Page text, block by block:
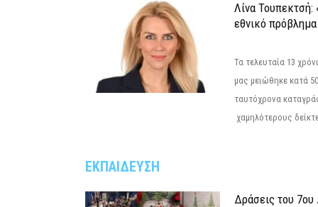
Λίνα Τουπεκτσή:
εθνικό πρόβλημα
Τα τελευταία 13
μας μειώθηκε κατά
ταυτόχρονα
χαμηλότερους
ΕΚΠΑΙΔΕΥΣΗ
Δράσεις του 7ου